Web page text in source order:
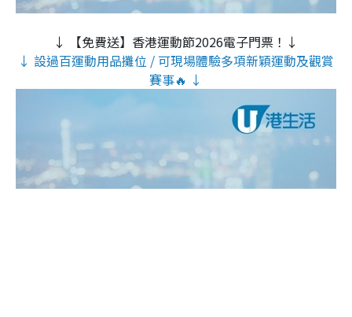
↓ 【免費送】香港運動節2026電子門票！↓
↓ 設過百運動用品攤位 / 可現場體驗多項新穎運動及觀賞
賽事🔥 ↓